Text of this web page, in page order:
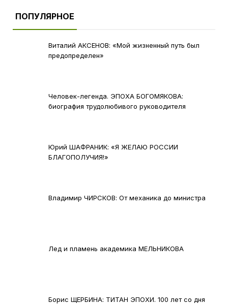
ПОПУЛЯРНОЕ
Виталий АКСЕНОВ: «Мой жизненный путь был
предопределен»
Человек-легенда. ЭПОХА БОГОМЯКОВА:
биография трудолюбивого руководителя
Юрий ШАФРАНИК: «Я ЖЕЛАЮ РОССИИ
БЛАГОПОЛУЧИЯ!»
Владимир ЧИРСКОВ: От механика до министра
Лед и пламень академика МЕЛЬНИКОВА
Борис ЩЕРБИНА: ТИТАН ЭПОХИ. 100 лет со дня